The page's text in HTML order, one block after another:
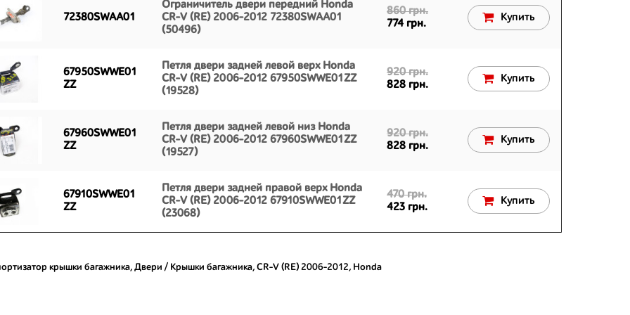
72380SWAA01
Ограничитель двери передний Honda
CR-V (RE) 2006-2012 72380SWAA01
(50496)
860 грн.
774 грн.
Купить
67950SWWE01
ZZ
Петля двери задней левой верх Honda
CR-V (RE) 2006-2012 67950SWWE01ZZ
(19528)
920 грн.
828 грн.
Купить
67960SWWE01
ZZ
Петля двери задней левой низ Honda
CR-V (RE) 2006-2012 67960SWWE01ZZ
(19527)
920 грн.
828 грн.
Купить
67910SWWE01
ZZ
Петля двери задней правой верх Honda
CR-V (RE) 2006-2012 67910SWWE01ZZ
(23068)
470 грн.
423 грн.
Купить
крышки багажника, Двери / Крышки багажника, CR-V (RE) 2006-2012, Honda